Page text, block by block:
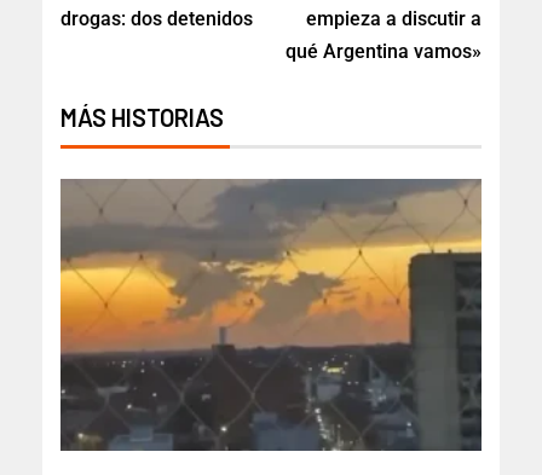
drogas: dos detenidos
empieza a discutir a
qué Argentina vamos»
MÁS HISTORIAS